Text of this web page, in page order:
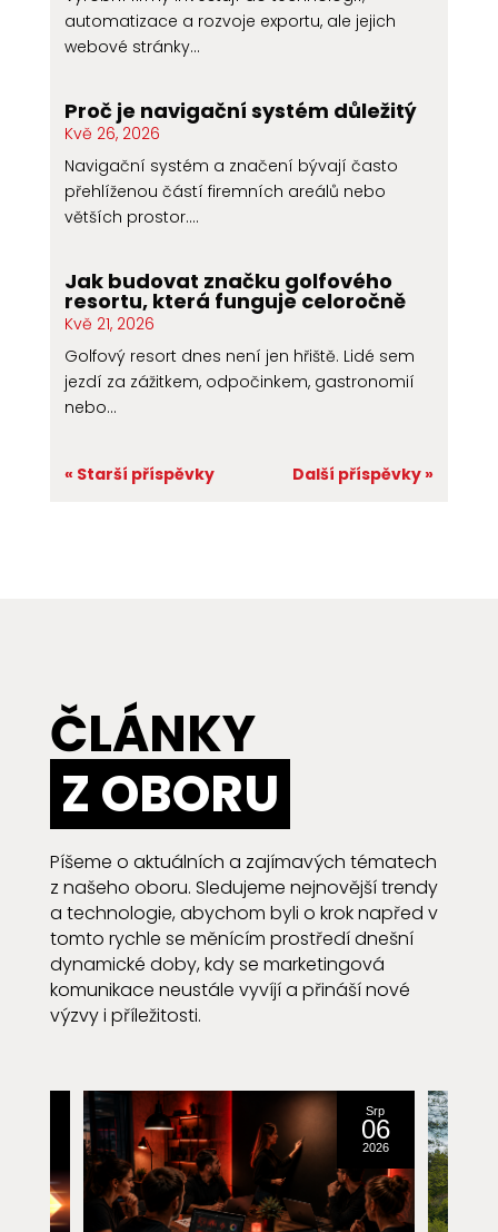
automatizace a rozvoje exportu, ale jejich
webové stránky...
Proč je navigační systém důležitý
Kvě 26, 2026
Navigační systém a značení bývají často
přehlíženou částí firemních areálů nebo
větších prostor....
Jak budovat značku golfového
resortu, která funguje celoročně
Kvě 21, 2026
Golfový resort dnes není jen hřiště. Lidé sem
jezdí za zážitkem, odpočinkem, gastronomií
nebo...
« Starší příspěvky Další příspěvky »
ČLÁNKY
Z OBORU
Píšeme o aktuálních a zajímavých tématech
z našeho oboru. Sledujeme nejnovější trendy
a technologie, abychom byli o krok napřed v
tomto rychle se měnícím prostředí dnešní
dynamické doby, kdy se marketingová
komunikace neustále vyvíjí a přináší nové
výzvy i příležitosti.
Srp
06
2026